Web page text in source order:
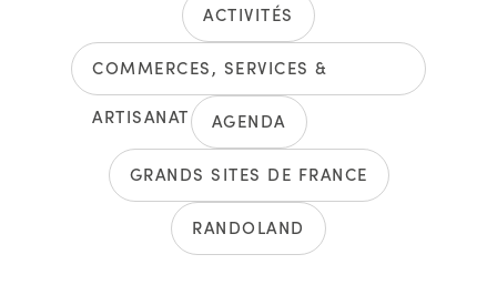
ACTIVITÉS
COMMERCES, SERVICES &
ARTISANAT AGENDA
GRANDS SITES DE FRANCE
RANDOLAND